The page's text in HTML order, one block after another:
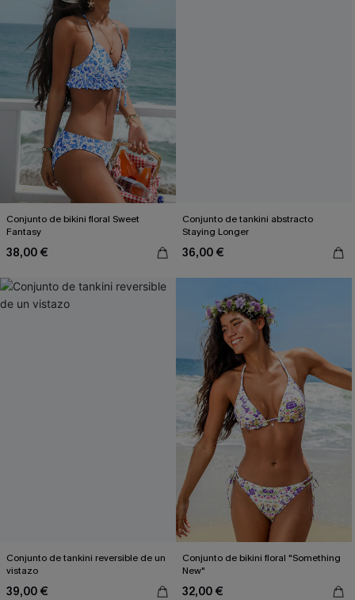
Conjunto de bikini floral Sweet
Fantasy
38,00 €
Conjunto de tankini abstracto
Staying Longer
36,00 €
Conjunto de tankini reversible de un
vistazo
39,00 €
Conjunto de bikini floral "Something
New"
32,00 €